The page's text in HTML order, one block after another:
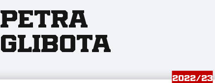
Petra
Glibota
2022/23